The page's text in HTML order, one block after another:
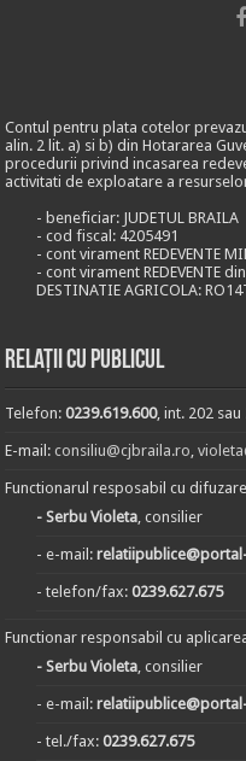
Contul pentru plata cotelor
alin. 2 lit. a) si b) din Hotararea
procedurii privind incasarea
activitati de exploatare a
- beneficiar: JUDETUL BRAILA
- cod fiscal: 4205491
- cont virament REDEVENTE
- cont virament REDEVENTE din
DESTINATIE AGRICOLA:
Relații cu publicul
Telefon:0239.619.600, int. 202 sau
E-mail:consiliu@cjbraila.ro,
Functionarul resposabil cu
- Serbu Violeta, consilier
- e-mail:
- telefon/fax:0239.627.675
Functionar responsabil cu
- Serbu Violeta, consilier
- e-mail:
- tel./fax:0239.627.675